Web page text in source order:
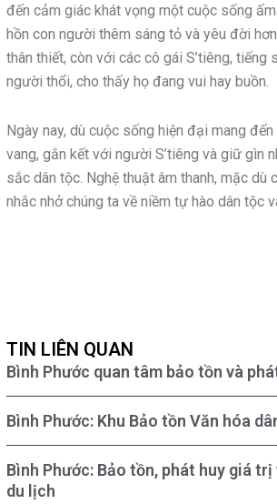
đến cảm giác khát vọng một cuộc sống
hồn con người thêm sáng tỏ và yêu đời
thân thiết, còn với các cô gái S’tiêng,
người thổi, cho thấy họ đang vui hay buồn.
Ngày nay, dù cuộc sống hiện đại mang
vang, gắn kết với người S’tiêng và giữ gìn
sắc dân tộc. Nghệ thuật âm thanh, mặc
nhắc nhở chúng ta về niềm tự hào dân tộc
TIN LIÊN QUAN
Bình Phước quan tâm bảo tồn và
Bình Phước: Khu Bảo tồn Văn hóa
Bình Phước: Bảo tồn, phát huy giá
du lịch